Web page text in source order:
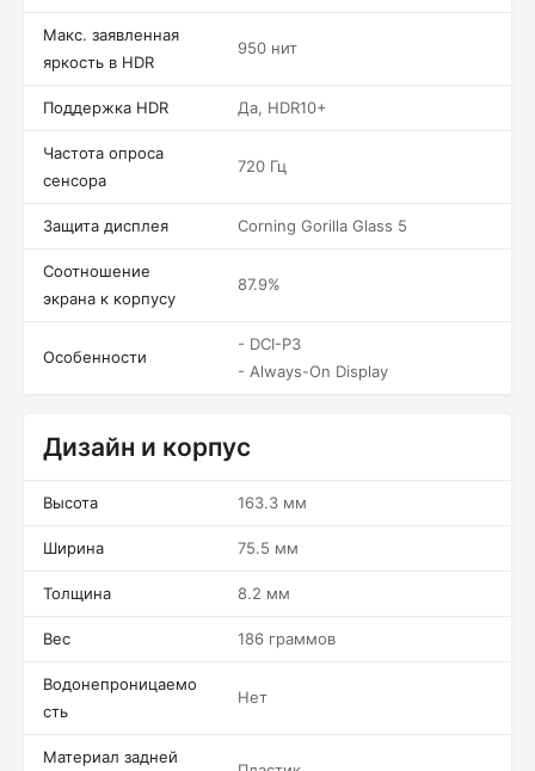
Макс. заявленная
яркость в HDR
950 нит
Поддержка HDR Да, HDR10+
Частота опроса
сенсора
720 Гц
Защита дисплея Corning Gorilla Glass 5
Соотношение
экрана к корпусу
87.9%
Особенности
- DCI-P3
- Always-On Display
Дизайн и корпус
Высота 163.3 мм
Ширина 75.5 мм
Толщина 8.2 мм
Вес 186 граммов
Водонепроницаемо
сть
Нет
Материал задней